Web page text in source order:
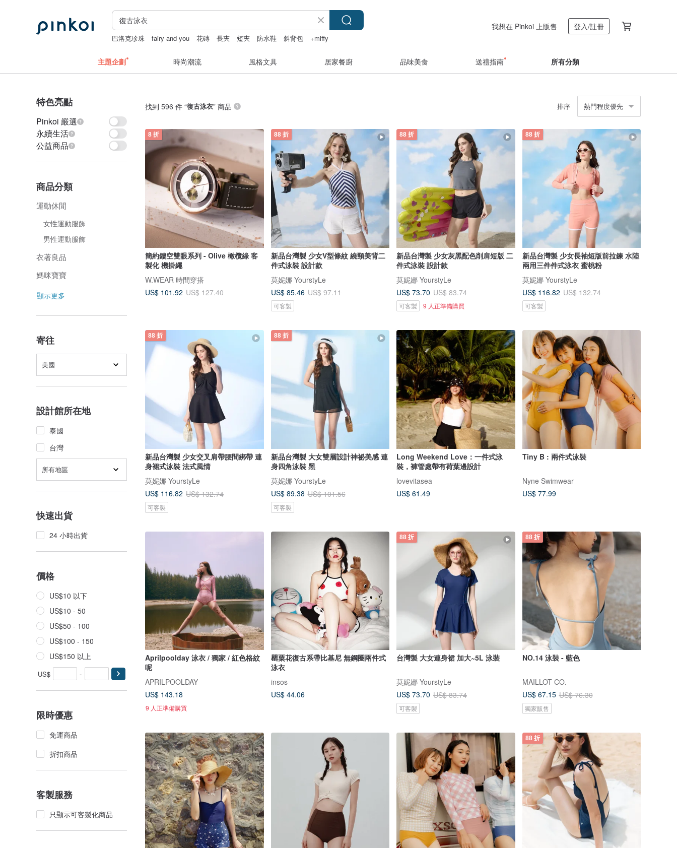
巴洛克珍珠 fairy and you 花磚 長夾 短夾 防水鞋 斜背包 +miffy
我想在 Pinkoi 上販售 登入/註冊
主題企劃 時尚潮流 風格文具 居家餐廚 品味美食 送禮指南 所有分類
特色亮點
Pinkoi 嚴選
永續生活
公益商品
商品分類
運動休閒
女性運動服飾
男性運動服飾
衣著良品
媽咪寶寶
顯示更多
寄往
美國
設計館所在地
泰國
台灣
所有地區
快速出貨
24 小時出貨
價格
US$10 以下
US$10 - 50
US$50 - 100
US$100 - 150
US$150 以上
US$ -
限時優惠
免運商品
折扣商品
客製服務
只顯示可客製化商品
找到 596 件 “復古泳衣” 商品 排序 熱門程度優先
8 折
簡約鏤空雙眼系列 - Olive 橄欖綠 客
製化 機掛繩
W.WEAR 時間穿搭
US$ 101.92 US$ 127.40
88 折
新品台灣製 少女V型條紋 繞頸美背二
件式泳裝 設計款
莫妮娜 YourstyLe
US$ 85.46 US$ 97.11
可客製
88 折
新品台灣製 少女灰黑配色削肩短版 二
件式泳裝 設計款
莫妮娜 YourstyLe
US$ 73.70 US$ 83.74
可客製 9 人正準備購買
88 折
新品台灣製 少女長袖短版前拉鍊 水陸
兩用三件件式泳衣 蜜桃粉
莫妮娜 YourstyLe
US$ 116.82 US$ 132.74
可客製
88 折
新品台灣製 少女交叉肩帶腰間綁帶 連
身裙式泳裝 法式風情
莫妮娜 YourstyLe
US$ 116.82 US$ 132.74
可客製
88 折
新品台灣製 大女雙層設計神祕美感 連
身四角泳裝 黑
莫妮娜 YourstyLe
US$ 89.38 US$ 101.56
可客製
Long Weekend Love：一件式泳
裝，褲管處帶有荷葉邊設計
lovevitasea
US$ 61.49
Tiny B : 兩件式泳裝
Nyne Swimwear
US$ 77.99
Aprilpoolday 泳衣 / 獨家 / 紅色格紋
呢
APRILPOOLDAY
US$ 143.18
9 人正準備購買
罌粟花復古系帶比基尼 無鋼圈兩件式
泳衣
insos
US$ 44.06
88 折
台灣製 大女連身裙 加大~5L 泳裝
莫妮娜 YourstyLe
US$ 73.70 US$ 83.74
可客製
88 折
NO.14 泳裝 - 藍色
MAILLOT CO.
US$ 67.15 US$ 76.30
獨家販售
88 折